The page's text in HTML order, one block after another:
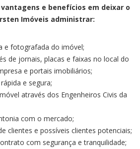
e benefícios em deixar o
Imóveis administrar:
e fotografada do imóvel;
de jornais, placas e faixas no local do
e portais imobiliários;
e segura;
através dos Engenheiros Civis da
com o mercado;
clientes e possíveis clientes potenciais;
com segurança e tranquilidade;